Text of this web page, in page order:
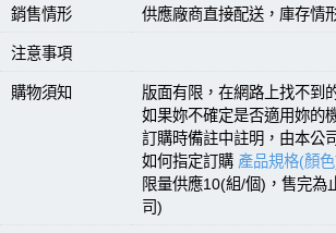
銷售情形 供應廠商直接配送，庫存情
注意事項
購物須知 版面有限，在網路上找不到
如果妳不確定是否適用妳的
訂購時備註中註明，由本公
如何指定訂購 產品規格(顏
限量供應10(組/個)，售完為
司)